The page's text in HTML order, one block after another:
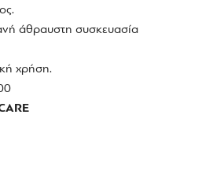
άθραυστη συσκευασία
χρήση.